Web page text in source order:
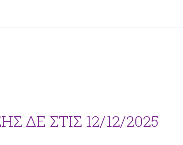
ΔΕ ΣΤΙΣ 12/12/2025